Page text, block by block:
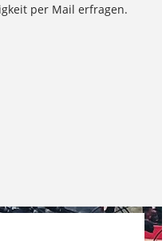
per Mail erfragen.